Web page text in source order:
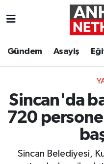
Gündem Asayiş
Sincan'da
720
Sincan Belediyesi,
Ekonomi
Kim Kimdir Nereli
Ankara Hava
Süper Lig Puan
Tüm Manşetler
Son Dakika
Haber Arşivi